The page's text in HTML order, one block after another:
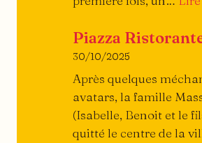
Piazza
30/10/2025
Après quelques
avatars, la famille
(Isabelle, Benoit et le
quitté le centre de la